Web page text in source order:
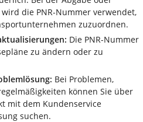
die PNR-Nummer verwendet,
zuzuordnen.
Die PNR-Nummer
zu ändern oder zu
Bei Problemen,
können Sie über
mit dem Kundenservice
suchen.